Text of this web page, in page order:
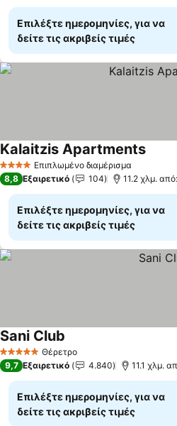
Επιλέξτε ημερομηνίες, για να
δείτε τις ακριβείς τιμές
4 ΑστέριαΕπιπλωμένο διαμέρισμα
Kalaitzis Apartments
8,8 Εξαιρετικό 104 11.2 χλμ.
Επιλέξτε ημερομηνίες, για να
δείτε τις ακριβείς τιμές
5 Αστέρια Θέρετρο
Sani Club
9,7 Εξαιρετικό 4.840 11.1 χλμ.
Επιλέξτε ημερομηνίες, για να
δείτε τις ακριβείς τιμές